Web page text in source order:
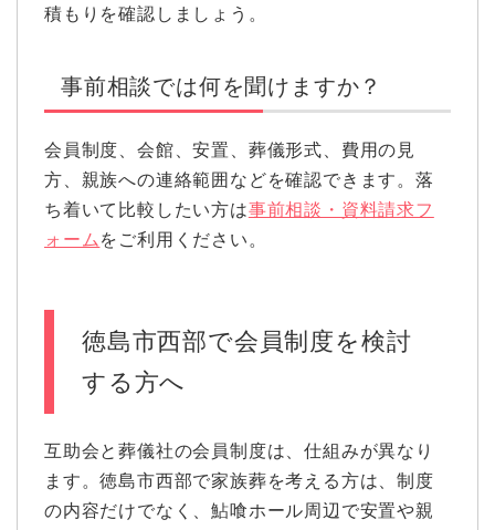
積もりを確認しましょう。
事前相談では何を聞けますか？
会員制度、会館、安置、葬儀形式、費用の見
方、親族への連絡範囲などを確認できます。落
ち着いて比較したい方は事前相談・資料請求フ
ォーム をご利用ください。
徳島市西部で会員制度を検討
する方へ
互助会と葬儀社の会員制度は、仕組みが異なり
ます。徳島市西部で家族葬を考える方は、制度
の内容だけでなく、鮎喰ホール周辺で安置や親